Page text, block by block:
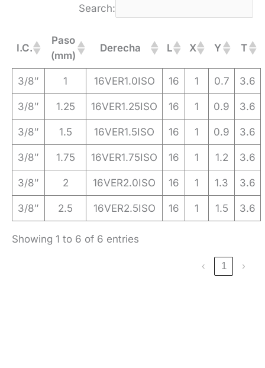
Search:
I.C.
Paso
(mm)
Derecha L X Y T
3/8″ 1 16VER1.0ISO 16 1 0.7 3.6
3/8″ 1.25 16VER1.25ISO 16 1 0.9 3.6
3/8″ 1.5 16VER1.5ISO 16 1 0.9 3.6
3/8″ 1.75 16VER1.75ISO 16 1 1.2 3.6
3/8″ 2 16VER2.0ISO 16 1 1.3 3.6
3/8″ 2.5 16VER2.5ISO 16 1 1.5 3.6
Showing 1 to 6 of 6 entries
‹ 1 ›